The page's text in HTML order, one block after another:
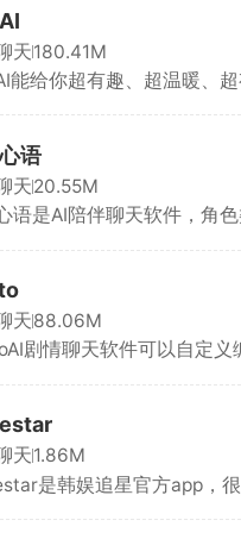
来追剧式看小说最合适。开
就能全站畅读付费故事、专
部分广告，月卡定价比较亲
会员，平台每天会给免费阅
天180.41M
能给你超有趣、超温暖、超
你随时随地与虚拟角色进行
实时沟通、深度互动，甚至
定的情感连接。星野AI高度
里的一切全都由你自由定义
语
天20.55M
语是AI陪伴聊天软件，角色
都有详细的背景介绍和人设
能直接发消息聊天。找不到
容，也可以自己创建人物，
身份、对你的称呼、你们之
天88.06M
剧情聊天软件可以自定义
。在Plotto软件中拥有海量
可以根据自己的喜好进行搜
角色都有详细的性格和背景
日登录签到，解锁更多的
天1.86M
是韩娱追星官方app，很